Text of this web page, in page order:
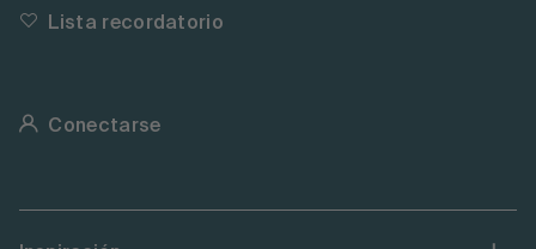
Lista recordatorio
Conectarse